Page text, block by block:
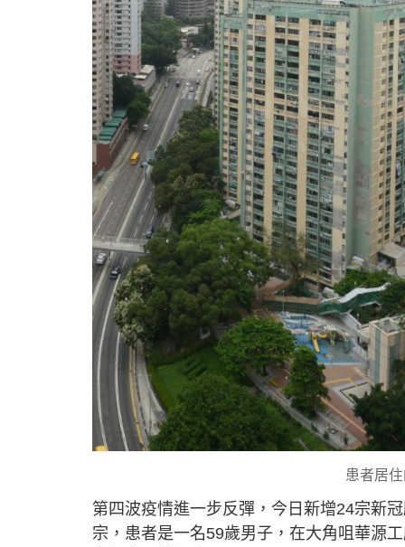
患者居
第四波疫情進一步反彈，今日新增24宗新
宗，患者是一名59歲男子，在大角咀華源